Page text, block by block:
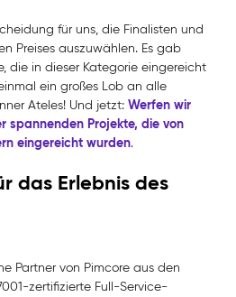
für uns, die Finalisten und
Preises auszuwählen. Es gab
die in dieser Kategorie eingereicht
ein großes Lob an alle
Ateles! Und jetzt: Werfen wir
spannenden Projekte, die von
eingereicht wurden.
das Erlebnis des
Partner von Pimcore aus den
zertifizierte Full-Service-